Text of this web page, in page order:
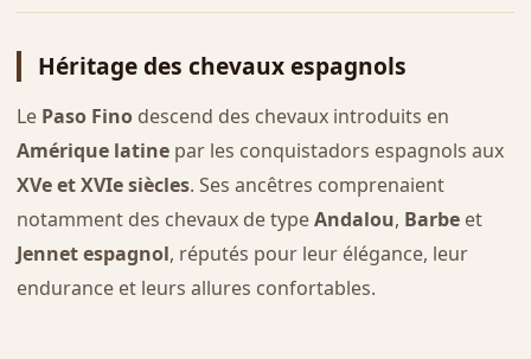
Héritage des chevaux espagnols
Le Paso Finodescend des chevaux introduits en
Amérique latinepar les conquistadors espagnols aux
XVe et XVIe siècles. Ses ancêtres comprenaient
notamment des chevaux de typeAndalou, Barbeet
Jennet espagnol, réputés pour leur élégance, leur
endurance et leurs allures confortables.